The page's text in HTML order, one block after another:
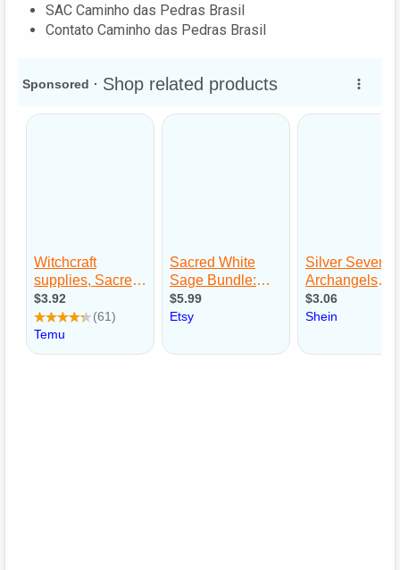
SAC Caminho das Pedras Brasil
Contato Caminho das Pedras Brasil